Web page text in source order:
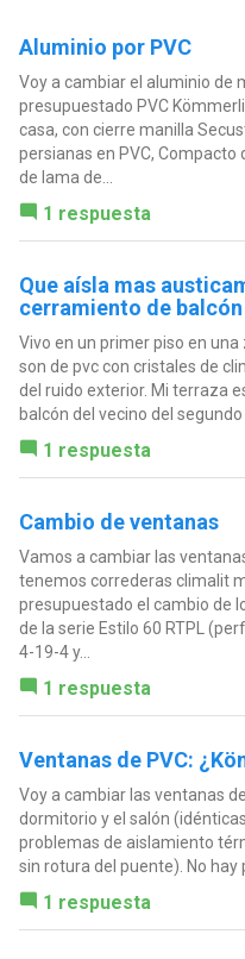
Aluminio por PVC
Voy a cambiar el aluminio de
presupuestado PVC
casa, con cierre manilla
persianas en PVC, Compacto
de lama de...
1 respuesta
Que aísla mas
cerramiento de balcón
Vivo en un primer piso en
son de pvc con cristales de
del ruido exterior. Mi terraza
balcón del vecino del segundo
1 respuesta
Cambio de ventanas
Vamos a cambiar las
tenemos correderas climalit
presupuestado el cambio de
de la serie Estilo 60 RTPL
4-19-4 y...
1 respuesta
Ventanas de PVC:
Voy a cambiar las ventanas
dormitorio y el salón
problemas de aislamiento
sin rotura del puente). No hay
1 respuesta